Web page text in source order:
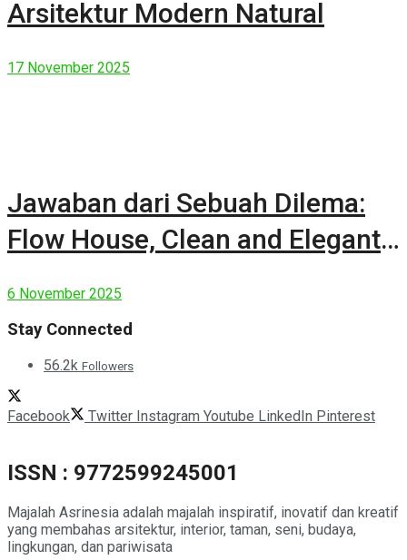
Arsitektur Modern Natural
17 November 2025
Jawaban dari Sebuah Dilema:
Flow House, Clean and Elegant
6 November 2025
Stay Connected
56.2k Followers
Facebook Twitter Instagram Youtube LinkedIn Pinterest
ISSN : 9772599245001
Majalah Asrinesia adalah majalah inspiratif, inovatif dan kreatif
yang membahas arsitektur, interior, taman, seni, budaya,
lingkungan, dan pariwisata